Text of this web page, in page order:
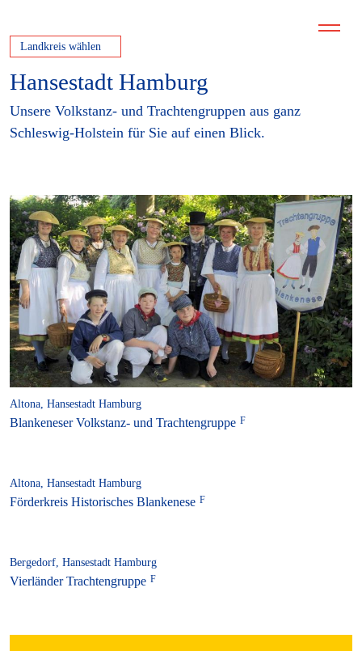
Landkreis wählen
Hansestadt Hamburg
Unsere Volkstanz- und Trachtengruppen aus ganz
Schleswig-Holstein für Sie auf einen Blick.
Altona, Hansestadt Hamburg
Blankeneser Volkstanz- und Trachtengruppe
Altona, Hansestadt Hamburg
Förderkreis Historisches Blankenese
Bergedorf, Hansestadt Hamburg
Vierländer Trachtengruppe